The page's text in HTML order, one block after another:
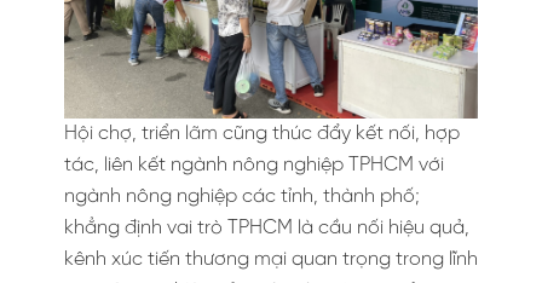
Hội chợ, triển lãm cũng thúc đẩy kết nối, hợp
tác, liên kết ngành nông nghiệp TPHCM với
ngành nông nghiệp các tỉnh, thành phố;
khẳng định vai trò TPHCM là cầu nối hiệu quả,
kênh xúc tiến thương mại quan trọng trong lĩnh